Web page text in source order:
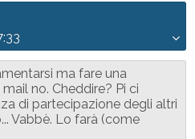
ma fare una
no. Cheddire? Pi ci
di partecipazione degli altri
Vabbè. Lo farà (come